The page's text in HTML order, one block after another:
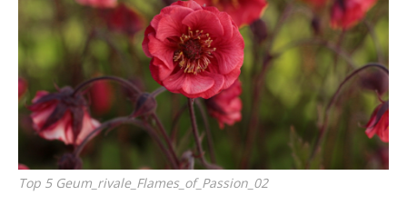
Top 5 Geum_rivale_Flames_of_Passion_02